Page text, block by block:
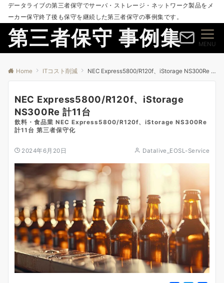
データライブの第三者保守でサーバ・ストレージ・ネットワーク製品をメ
ーカー保守終了後も保守を継続した第三者保守の事例集です。
第三者保守 事例集 MENU
Home ITコスト削減 NEC Express5800/R120f、iStorage NS300Re 計11台
NEC Express5800/R120f、iStorage
NS300Re 計11台
飲料・食品業 NEC Express5800/R120f、iStorage NS300Re
計11台 第三者保守化
2024年6月20日 Datalive_EOSL-Service